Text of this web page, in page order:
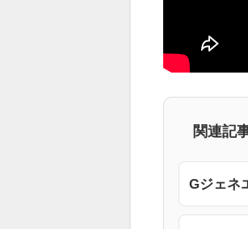
関連記
Gジェネ